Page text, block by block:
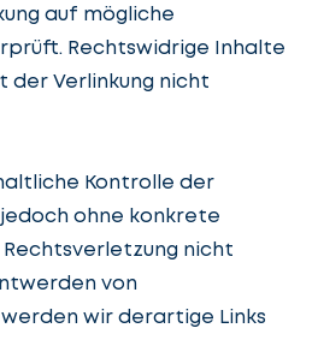
auf mögliche
Rechtswidrige Inhalte
der Verlinkung nicht
Kontrolle der
ohne konkrete
nicht
von
wir derartige Links